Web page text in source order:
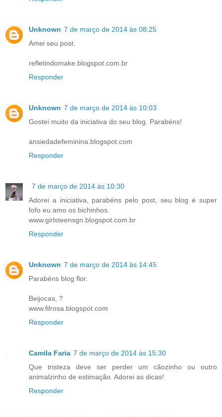
Unknown 7 de março de 2014 às 08:25
Amei seu post.
refletindomake.blogspot.com.br
Responder
Unknown 7 de março de 2014 às 10:03
Gostei muito da iniciativa do seu blog. Parabéns!
ansiedadefeminina.blogspot.com
Responder
7 de março de 2014 às 10:30
Adorei a iniciativa, parabéns pelo post, seu blog é super
fofo eu amo os bichinhos.
www.girlsteensgn.blogspot.com.br
Responder
Unknown 7 de março de 2014 às 14:45
Parabéns blog flor.
Beijocas, ?
www.filrosa.blogspot.com
Responder
Camila Faria 7 de março de 2014 às 15:30
Que tristeza deve ser perder um cãozinho ou outro
animalzinho de estimação. Adorei as dicas!
Responder